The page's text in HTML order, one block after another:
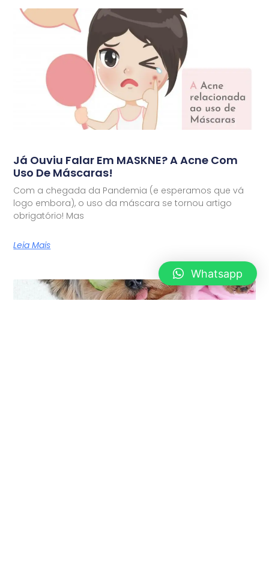
Já Ouviu Falar Em MASKNE? A Acne Com
Uso De Máscaras!
Com a chegada da Pandemia (e esperamos que vá
logo embora), o uso da máscara se tornou artigo
obrigatório! Mas
Leia Mais
Whatsapp